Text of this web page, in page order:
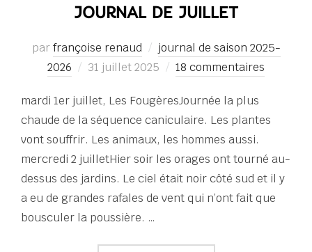
JOURNAL DE JUILLET
parfrançoise renaud
journal de saison 2025-
2026
Publié
31 juillet 2025 18 commentaires
mardi 1er juillet, Les FougèresJournée la plus
chaude de la séquence caniculaire. Les plantes
vont souffrir. Les animaux, les hommes aussi.
mercredi 2 juilletHier soir les orages ont tourné au-
dessus des jardins. Le ciel était noir côté sud et il y
a eu de grandes rafales de vent qui n’ont fait que
bousculer la poussière. …